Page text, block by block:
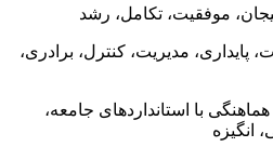
موفقیت، تکامل، رشد
مدیریت، کنترل، برادری،
با استانداردهای جامعه،